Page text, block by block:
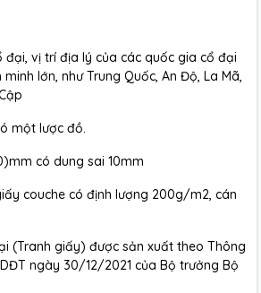
đại, vị trí địa lý của các quốc gia cổ đại
lớn, như Trung Quốc, An Độ, La Mã,
một lược đồ.
có dung sai 10mm
couche có định lượng 200g/m2, cán
(Tranh giấy) được sản xuất theo Thông
ngày 30/12/2021 của Bộ trưởng Bộ